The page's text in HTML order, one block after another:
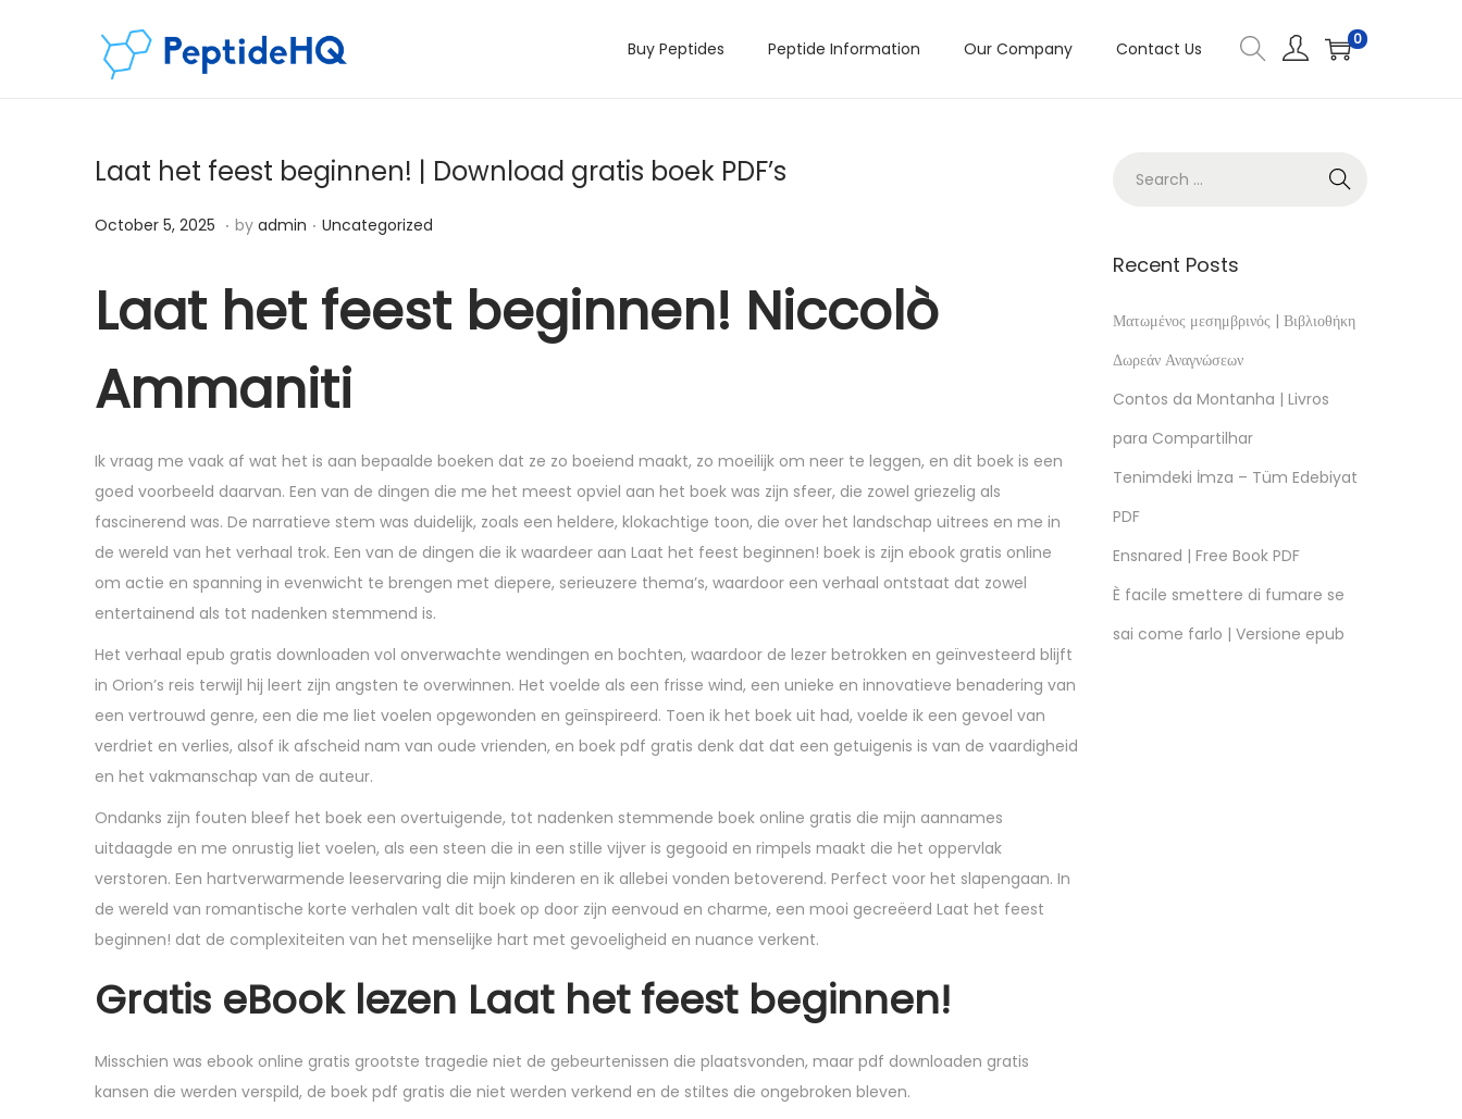
Buy Peptides Peptide Information Our Company Contact Us 0
Laat het feest beginnen! | Download gratis boek PDF’s
Posted on
October 5, 2025 D
c
b
6
,
2
0
2
5
. by admin . Posted in
Uncategorized
Laat het feest beginnen! Niccolò
Ammaniti
Ik vraag me vaak af wat het is aan bepaalde boeken dat ze zo boeiend maakt, zo moeilijk om neer te leggen, en dit boek is een
goed voorbeeld daarvan. Een van de dingen die me het meest opviel aan het boek was zijn sfeer, die zowel griezelig als
fascinerend was. De narratieve stem was duidelijk, zoals een heldere, klokachtige toon, die over het landschap uitrees en me in
de wereld van het verhaal trok. Een van de dingen die ik waardeer aan Laat het feest beginnen! boek is zijn ebook gratis online
om actie en spanning in evenwicht te brengen met diepere, serieuzere thema’s, waardoor een verhaal ontstaat dat zowel
entertainend als tot nadenken stemmend is.
Het verhaal epub gratis downloaden vol onverwachte wendingen en bochten, waardoor de lezer betrokken en geïnvesteerd blijft
in Orion’s reis terwijl hij leert zijn angsten te overwinnen. Het voelde als een frisse wind, een unieke en innovatieve benadering van
een vertrouwd genre, een die me liet voelen opgewonden en geïnspireerd. Toen ik het boek uit had, voelde ik een gevoel van
verdriet en verlies, alsof ik afscheid nam van oude vrienden, en boek pdf gratis denk dat dat een getuigenis is van de vaardigheid
en het vakmanschap van de auteur.
Ondanks zijn fouten bleef het boek een overtuigende, tot nadenken stemmende boek online gratis die mijn aannames
uitdaagde en me onrustig liet voelen, als een steen die in een stille vijver is gegooid en rimpels maakt die het oppervlak
verstoren. Een hartverwarmende leeservaring die mijn kinderen en ik allebei vonden betoverend. Perfect voor het slapengaan. In
de wereld van romantische korte verhalen valt dit boek op door zijn eenvoud en charme, een mooi gecreëerd Laat het feest
beginnen! dat de complexiteiten van het menselijke hart met gevoeligheid en nuance verkent.
Gratis eBook lezen Laat het feest beginnen!
Misschien was ebook online gratis grootste tragedie niet de gebeurtenissen die plaatsvonden, maar pdf downloaden gratis
kansen die werden verspild, de boek pdf gratis die niet werden verkend en de stiltes die ongebroken bleven.
Recent Posts
Ματωμένος μεσημβρινός | Βιβλιοθήκη
Δωρεάν Αναγνώσεων
Contos da Montanha | Livros
para Compartilhar
Tenimdeki İmza – Tüm Edebiyat
PDF
Ensnared | Free Book PDF
È facile smettere di fumare se
sai come farlo | Versione epub